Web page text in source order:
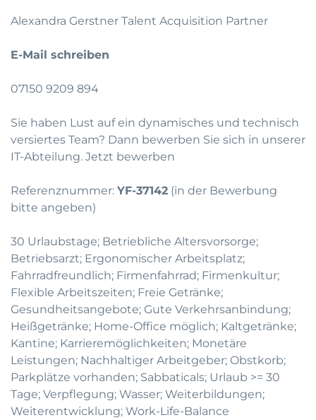
Alexandra Gerstner Talent Acquisition Partner
E-Mail schreiben
07150 9209 894
Sie haben Lust auf ein dynamisches und technisch
versiertes Team? Dann bewerben Sie sich in unserer
IT-Abteilung. Jetzt bewerben
Referenznummer: YF-37142 (in der Bewerbung
bitte angeben)
30 Urlaubstage; Betriebliche Altersvorsorge;
Betriebsarzt; Ergonomischer Arbeitsplatz;
Fahrradfreundlich; Firmenfahrrad; Firmenkultur;
Flexible Arbeitszeiten; Freie Getränke;
Gesundheitsangebote; Gute Verkehrsanbindung;
Heißgetränke; Home-Office möglich; Kaltgetränke;
Kantine; Karrieremöglichkeiten; Monetäre
Leistungen; Nachhaltiger Arbeitgeber; Obstkorb;
Parkplätze vorhanden; Sabbaticals; Urlaub >= 30
Tage; Verpflegung; Wasser; Weiterbildungen;
Weiterentwicklung; Work-Life-Balance